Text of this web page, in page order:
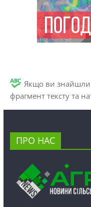
Якщо ви знайшли
фрагмент тексту та
ПРО НАС